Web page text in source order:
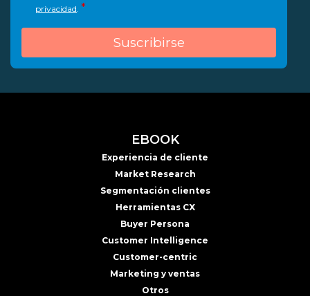
privacidad *
EBOOK
Experiencia de cliente
Market Research
Segmentación clientes
Herramientas CX
Buyer Persona
Customer Intelligence
Customer-centric
Marketing y ventas
Otros